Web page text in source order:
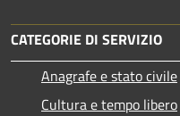
CATEGORIE DI SERVIZIO
Anagrafe e stato civile
Cultura e tempo libero